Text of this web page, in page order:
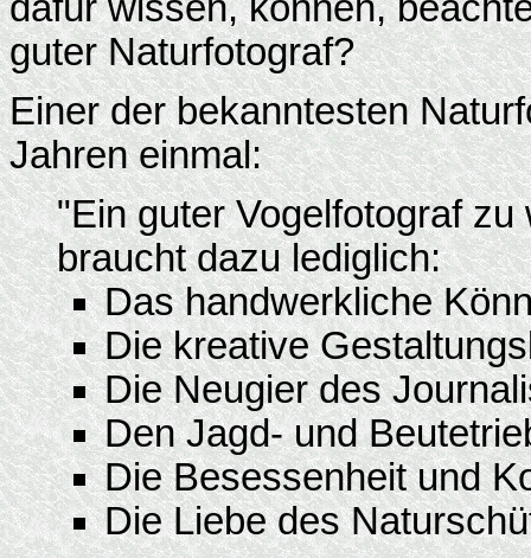
guter Naturfotograf?
Einer der bekanntesten
Jahren einmal:
"Ein guter Vogelfotograf
braucht dazu lediglich:
Das handwerkliche
Die kreative
Die Neugier des
Den Jagd- und
Die Besessenheit und
Die Liebe des